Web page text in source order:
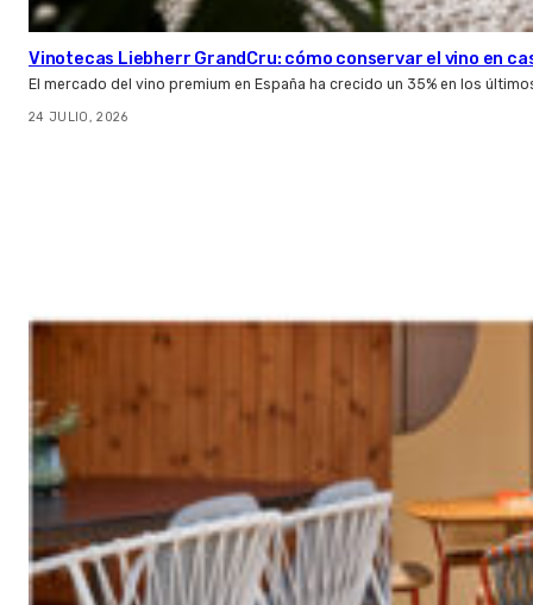
Vinotecas Liebherr GrandCru: cómo conservar el vino en
El mercado del vino premium en España ha crecido un 35% en los
24 JULIO, 2026